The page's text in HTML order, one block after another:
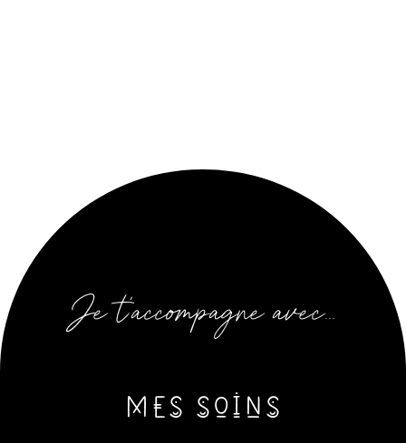
Je t’accompagne avec…
Mes soins